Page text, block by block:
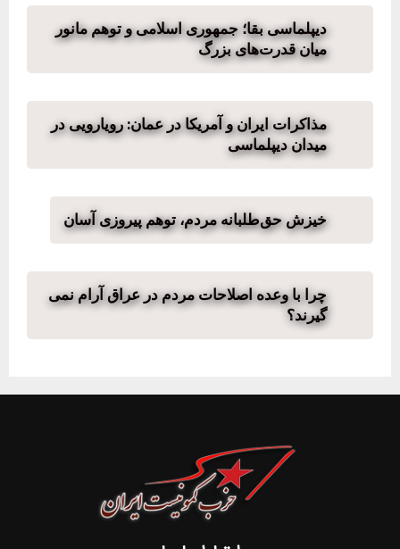
دیپلماسی بقا؛ جمهوری اسلامی و توهم مانور
میان قدرت‌های بزرگ
مذاکرات ایران و آمریکا در عمان: رویارویی در
میدان دیپلماسی
خیزش حق‌طلبانه مردم، توهم پیروزی آسان
چرا با وعده اصلاحات مردم در عراق آرام نمی
گیرند؟